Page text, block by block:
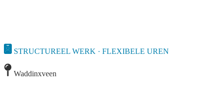
STRUCTUREEL WERK · FLEXIBELE UREN
Waddinxveen